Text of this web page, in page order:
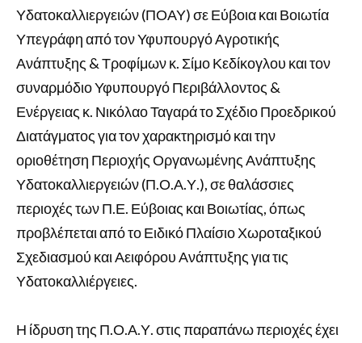
Υδατοκαλλιεργειών (ΠΟΑΥ) σε Εύβοια και Βοιωτία
Υπεγράφη από τον Υφυπουργό Αγροτικής
Ανάπτυξης & Τροφίμων κ. Σίμο Κεδίκογλου και τον
συναρμόδιο Υφυπουργό Περιβάλλοντος &
Ενέργειας κ. Νικόλαο Ταγαρά το Σχέδιο Προεδρικού
Διατάγματος για τον χαρακτηρισμό και την
οριοθέτηση Περιοχής Οργανωμένης Ανάπτυξης
Υδατοκαλλιεργειών (Π.Ο.Α.Υ.), σε θαλάσσιες
περιοχές των Π.Ε. Εύβοιας και Βοιωτίας, όπως
προβλέπεται από το Ειδικό Πλαίσιο Χωροταξικού
Σχεδιασμού και Αειφόρου Ανάπτυξης για τις
Υδατοκαλλιέργειες.
Η ίδρυση της Π.Ο.Α.Υ. στις παραπάνω περιοχές έχει